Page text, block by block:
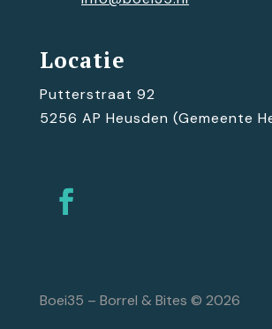
Locatie
Putterstraat 92
5256 AP Heusden (Gemeente
Boei35 – Borrel & Bites © 2026